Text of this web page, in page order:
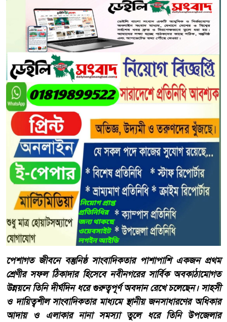
​পেশাগত জীবনে বস্তুনিষ্ঠ সাংবাদিকতার পাশাপাশি একজন প্রথম
শ্রেণীর সফল ঠিকাদার হিসেবে নবীনগরের সার্বিক অবকাঠামোগত
উন্নয়নে তিনি দীর্ঘদিন ধরে গুরুত্বপূর্ণ অবদান রেখে চলেছেন। সাহসী
ও দায়িত্বশীল সাংবাদিকতার মাধ্যমে স্থানীয় জনসাধারণের অধিকার
আদায় ও এলাকার নানা সমস্যা তুলে ধরে তিনি উপজেলার